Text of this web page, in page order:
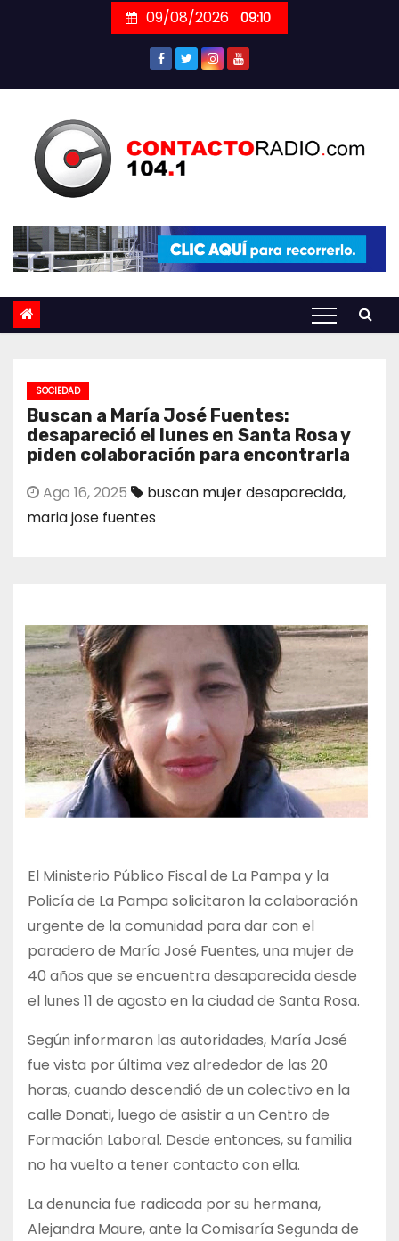
09/08/2026 09:10
SOCIEDAD
Buscan a María José Fuentes:
desapareció el lunes en Santa Rosa y
piden colaboración para encontrarla
Ago 16, 2025 buscan mujer desaparecida,
maria jose fuentes
El Ministerio Público Fiscal de La Pampa y la
Policía de La Pampa solicitaron la colaboración
urgente de la comunidad para dar con el
paradero de María José Fuentes, una mujer de
40 años que se encuentra desaparecida desde
el lunes 11 de agosto en la ciudad de Santa Rosa.
Según informaron las autoridades, María José
fue vista por última vez alrededor de las 20
horas, cuando descendió de un colectivo en la
calle Donati, luego de asistir a un Centro de
Formación Laboral. Desde entonces, su familia
no ha vuelto a tener contacto con ella.
La denuncia fue radicada por su hermana,
Alejandra Maure, ante la Comisaría Segunda de